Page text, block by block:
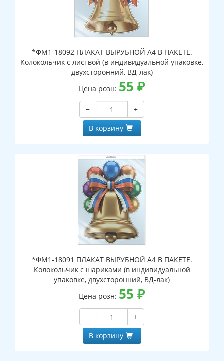
*ФМ1-18092 ПЛАКАТ ВЫРУБНОЙ А4 В ПАКЕТЕ.
Колокольчик с листвой (в индивидуальной упаковке,
двухсторонний, ВД-лак)
Цена розн: 55 ₽
−
+
В корзину
*ФМ1-18091 ПЛАКАТ ВЫРУБНОЙ А4 В ПАКЕТЕ.
Колокольчик с шариками (в индивидуальной
упаковке, двухсторонний, ВД-лак)
Цена розн: 55 ₽
−
+
В корзину